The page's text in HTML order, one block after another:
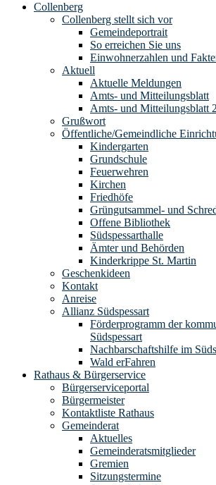
Collenberg
Collenberg stellt sich vor
Gemeindeportrait
So erreichen Sie uns
Einwohnerzahlen und
Aktuell
Aktuelle Meldungen
Amts- und Mitteilungsblatt
Amts- und Mitteilungsblatt
Grußwort
Öffentliche/Gemeindliche
Kindergarten
Grundschule
Feuerwehren
Kirchen
Friedhöfe
Grüngutsammel- und
Offene Bibliothek
Südspessarthalle
Ämter und Behörden
Kinderkrippe St. Martin
Geschenkideen
Kontakt
Anreise
Allianz Südspessart
Förderprogramm der
Südspessart
Nachbarschaftshilfe im
Wald erFahren
Rathaus & Bürgerservice
Bürgerserviceportal
Bürgermeister
Kontaktliste Rathaus
Gemeinderat
Aktuelles
Gemeinderatsmitglieder
Gremien
Sitzungstermine